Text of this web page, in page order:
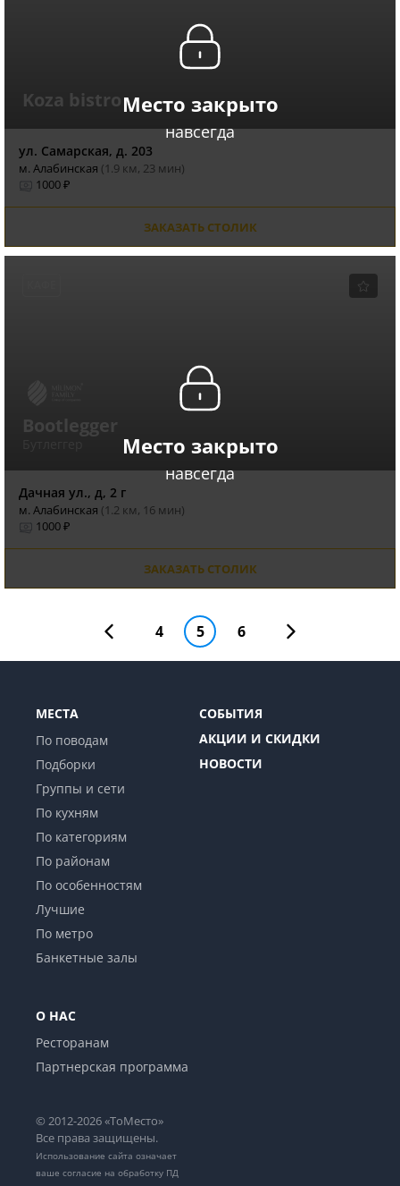
Место закрыто
навсегда
Koza bistro
ул. Самарская, д. 203
м. Алабинская (1.9 км, 23 мин)
1000 ₽
ЗАКАЗАТЬ СТОЛИК
Место закрыто
навсегда
Bootlegger
Дачная ул., д, 2 г
м. Алабинская (1.2 км, 16 мин)
1000 ₽
ЗАКАЗАТЬ СТОЛИК
4 5 6
МЕСТА
По поводам
Подборки
Группы и сети
По кухням
По категориям
По районам
По особенностям
Лучшие
По метро
Банкетные залы
СОБЫТИЯ
АКЦИИ И СКИДКИ
НОВОСТИ
О НАС
Ресторанам
Партнерская программа
© 2012-2026 «ТоМесто»
Все права защищены.
Использование сайта означает
ваше согласие на обработку ПД